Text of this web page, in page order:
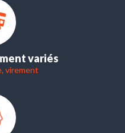
variés
virement